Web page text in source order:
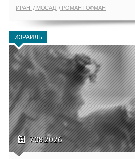
ИРАН МОСАД РОМАН ГОФМАН
ИЗРАИЛЬ
7.08.2026